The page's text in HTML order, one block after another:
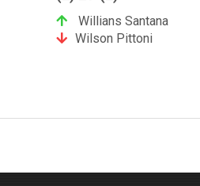
Willians Santana
Wilson Pittoni